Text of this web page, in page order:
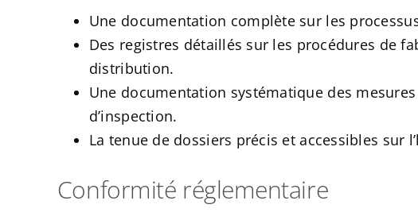
Une documentation complète sur les
Des registres détaillés sur les procédures de
distribution.
Une documentation systématique des
d’inspection.
La tenue de dossiers précis et accessibles sur
Conformité réglementaire